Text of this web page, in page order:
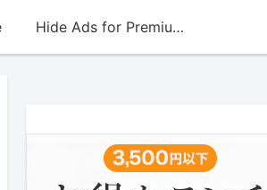
Hide Ads for Premium Members